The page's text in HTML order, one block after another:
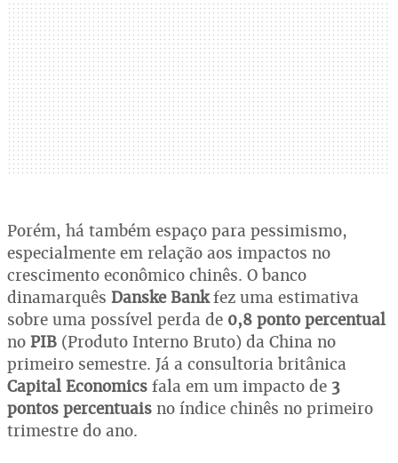
Porém, há também espaço para pessimismo,
especialmente em relação aos impactos no
crescimento econômico chinês. O banco
dinamarquês Danske Bankfez uma estimativa
sobre uma possível perda de 0,8 ponto percentual
no PIB (Produto Interno Bruto) da China no
primeiro semestre. Já a consultoria britânica
Capital Economics fala em um impacto de 3
pontos percentuais no índice chinês no primeiro
trimestre do ano.